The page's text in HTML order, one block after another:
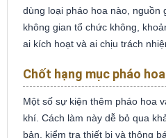
dùng loại pháo hoa nào, nguồn
không gian tổ chức không,
ai kích hoạt và ai chịu trách
Chốt hạng mục pháo
Một số sự kiện thêm pháo hoa
khí. Cách làm này dễ bỏ qua
bản, kiểm tra thiết bị và thông